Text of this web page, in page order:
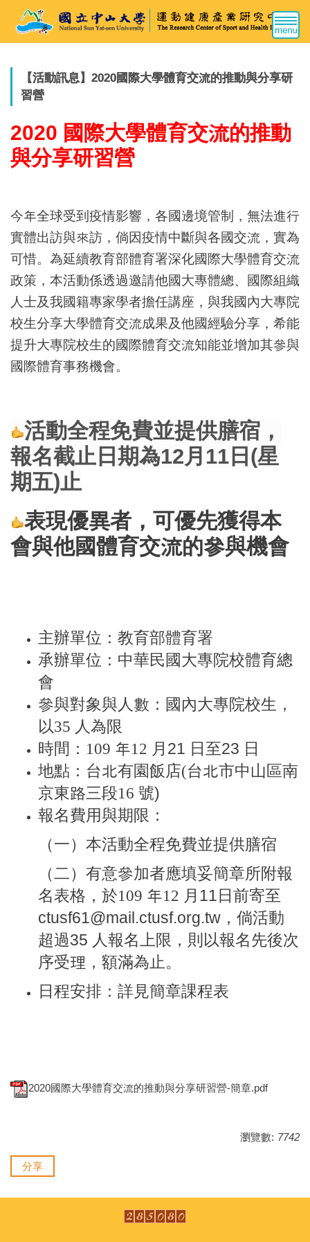
到
主
內
【活動訊息】2020國際大學體育交流的推動與分享研
習營
2020 國際大學體育交流的推動
與分享研習營
今年全球受到疫情影響，各國邊境管制，無法進行
實體出訪與來訪，倘因疫情中斷與各國交流，實為
可惜。為延續教育部體育署深化國際大學體育交流
政策，本活動係透過邀請他國大專體總、國際組織
人士及我國籍專家學者擔任講座，與我國內大專院
校生分享大學體育交流成果及他國經驗分享，希能
提升大專院校生的國際體育交流知能並增加其參與
國際體育事務機會。
活動全程免費並提供膳宿，
報名截止日期為12月11日(星
期五)止
表現優異者，可優先獲得本
會與他國體育交流的參與機會
主辦單位：教育部體育署
承辦單位：中華民國大專院校體育總
會
參與對象與人數：國內大專院校生，
以35 人為限
時間：109 年12 月21 日至23 日
地點：台北有園飯店(台北市中山區南
京東路三段16 號)
報名費用與期限：
（一）本活動全程免費並提供膳宿
（二）有意參加者應填妥簡章所附報
名表格，於109 年12 月11日前寄至
ctusf61@mail.ctusf.org.tw，倘活動
超過35 人報名上限，則以報名先後次
序受理，額滿為止。
日程安排：詳見簡章課程表
2020國際大學體育交流的推動與分享研習營-簡章.pdf
瀏覽數: 7742
分享